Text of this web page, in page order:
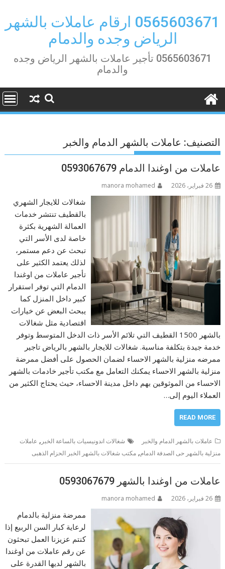
content
0565603671 ارقام عاملات بالشهر
الرياض وجده والدمام
0565603671 تأجير عاملات بالشهر الرياض وجده
والدمام
التصنيف: عاملات بالشهر الدمام والخبر
عاملات من اوغندا الدمام 0593067679
26 فبراير، 2026 manora mohamed
شغالات للايجار الشهري
بالقطيف تنتشر خدمات
العمالة الشهرية بكثرة
خاصة لدى الأسر التي
تبحث عن دعم مستمر،
لذلك يعتمد الكثير على
تأجير عاملات من اوغندا
الدمام التي توفر استقرار
كبير داخل المنزل كما
يبحث البعض عن خيارات
اقتصادية مثل شغالات
بالشهر 1500 القطيف التي تلائم الأسر ذات الدخل المتوسط وتوفر
خدمة جيدة بتكلفة مناسبة. شغالات للايجار بالشهر بالرياض تاجير
ممرضه منزلية بالشهر الاحساء لضمان الحصول على أفضل ممرضة
منزلية بالشهر الاحساء يمكنك التعامل مع مكتب تأجير خادمات بالشهر
الاحساء من الموثوقين بهم داخل مدينة الاحساء، حيث يحتاج الكثير من
العملاء اليوم إلى…
READ MORE
عاملات بالشهر الدمام والخبر شغالات اندونيسيات بالساعة الخبر , عاملات
منزلية بالشهر حى الصدفة الدمام,مكتب شغالات بالشهر الخبر الحزام الذهبى
عاملات من اوغندا بالشهر 0593067679
26 فبراير، 2026 manora mohamed
ممرضة منزلية بالدمام
لرعاية كبار السن الربيع إذا
كنتم عزيزنا العمل تبحثون
عن رقم عاملات من اوغندا
بالشهر لديها القدرة على